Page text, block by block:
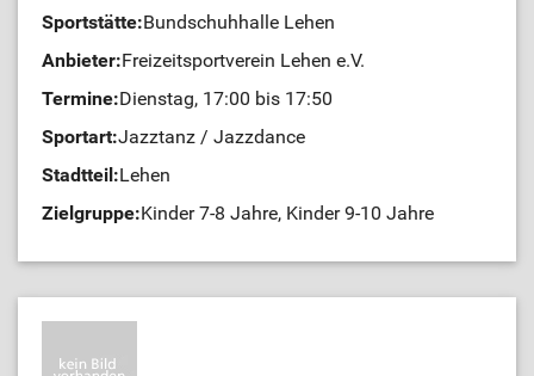
Sportstätte:Bundschuhhalle Lehen
Anbieter:Freizeitsportverein Lehen e.V.
Termine:Dienstag, 17:00 bis 17:50
Sportart:Jazztanz / Jazzdance
Stadtteil:Lehen
Zielgruppe:Kinder 7-8 Jahre, Kinder 9-10 Jahre